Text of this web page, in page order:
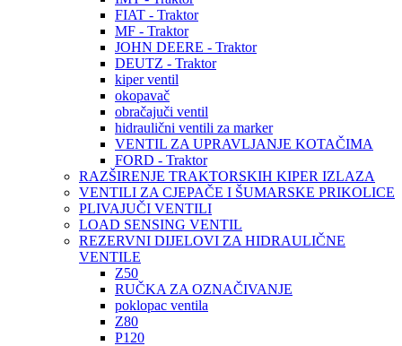
FIAT - Traktor
MF - Traktor
JOHN DEERE - Traktor
DEUTZ - Traktor
kiper ventil
okopavač
obračajuči ventil
hidraulični ventili za marker
VENTIL ZA UPRAVLJANJE KOTAČIMA
FORD - Traktor
RAZŠIRENJE TRAKTORSKIH KIPER IZLAZA
VENTILI ZA CJEPAČE I ŠUMARSKE PRIKOLICE
PLIVAJUČI VENTILI
LOAD SENSING VENTIL
REZERVNI DIJELOVI ZA HIDRAULIČNE
VENTILE
Z50
RUČKA ZA OZNAČIVANJE
poklopac ventila
Z80
P120